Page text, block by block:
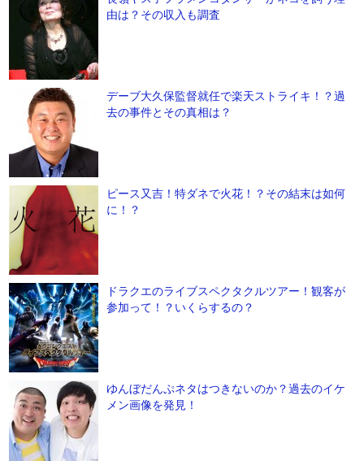
由は？その収入も調査
デーブ大久保監督就任で楽天ストライキ！？過
去の事件とその真相は？
ピース又吉！特ダネで火花！？その結末は如何
に！？
ドラクエのライブスペクタクルツアー！観客が
参加って！？いくらするの？
ゆんぼだんぷネタはつきないのか？過去のイケ
メン画像を発見！